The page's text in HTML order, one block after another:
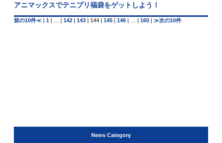
アニマックスでテニプリ福袋をゲットしよう！
前の10件≪ | 1 | | 142 | 143 | 144 | 145 | 146 | | 160 | ≫次の10件
News Category